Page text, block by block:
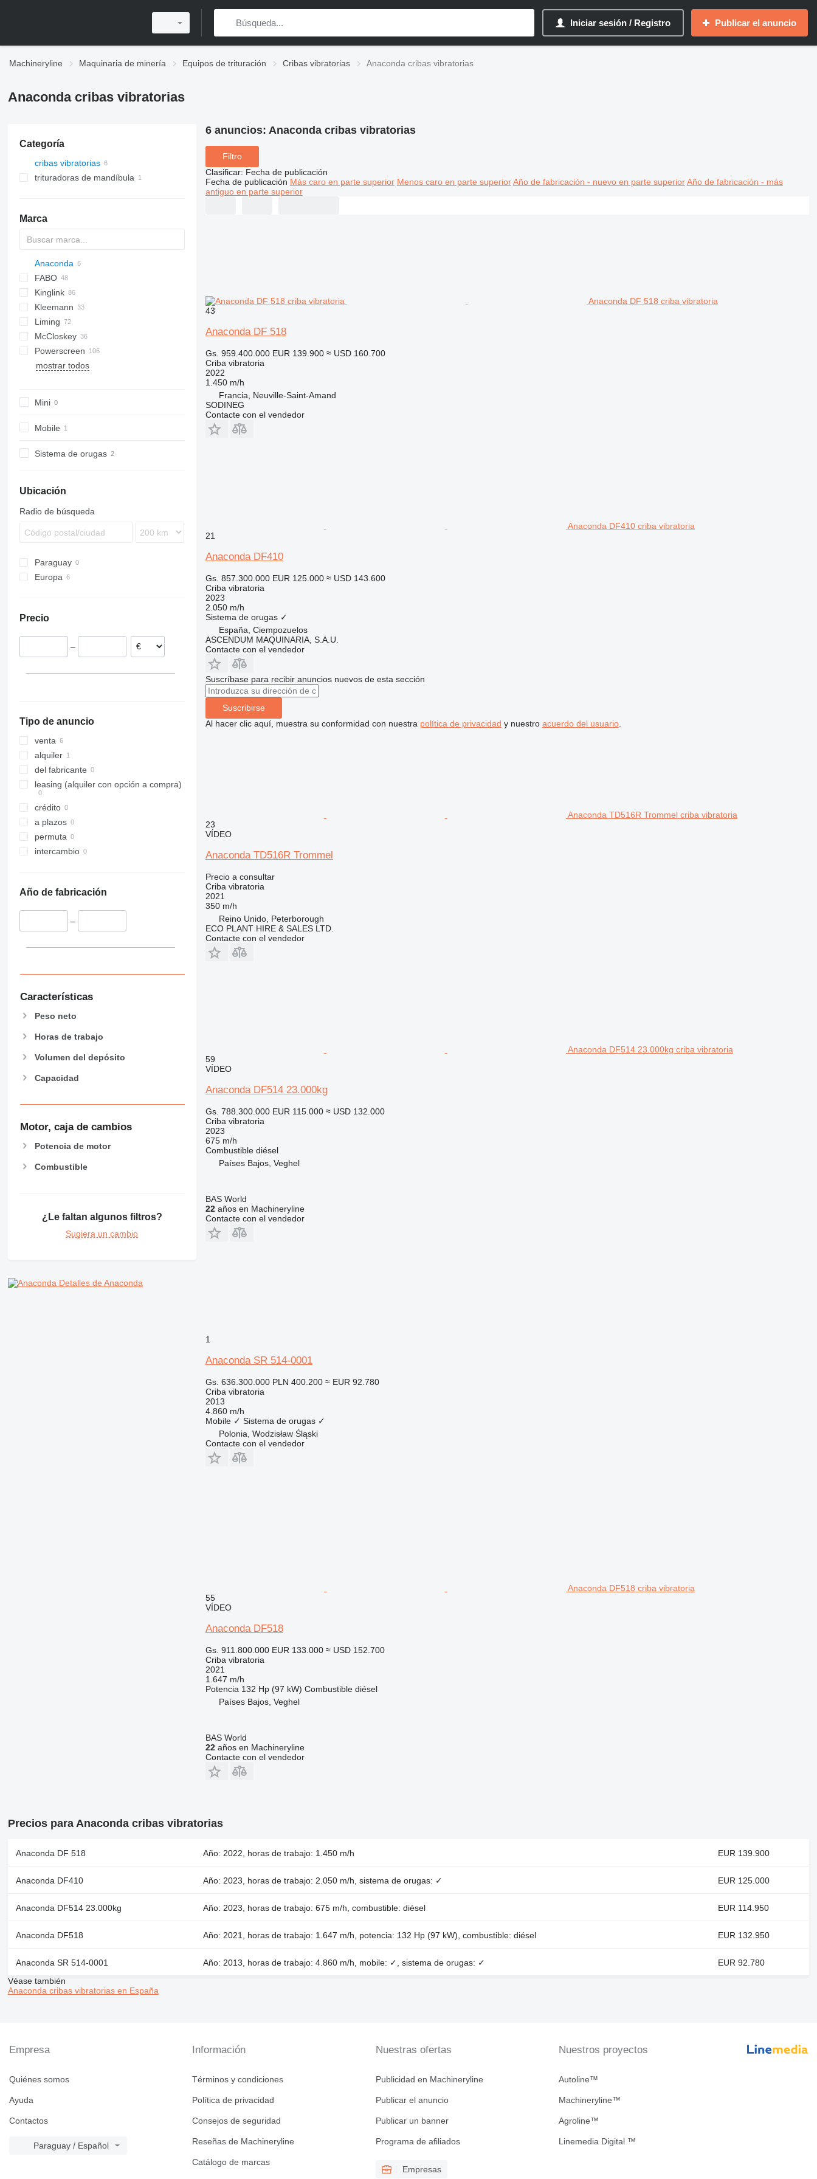
Iniciar sesión / Registro Publicar el anuncio
Machineryline Maquinaria de minería Equipos de trituración Cribas vibratorias Anaconda cribas vibratorias
Anaconda cribas vibratorias
Categoría
cribas vibratorias
trituradoras de mandíbula
Marca
Anaconda
DF
DF 410
60
SM
E-series
S-series
FABO
FTB
FTI
FTS
Fullstar
MCK
ME
542
640
PC
Combo
Explorer
Frontier
Novum
Kinglink
2LSX
KL
ZSW
Kleemann
Mobiscreen
Liming
516
McCloskey
R-series
S-series
Lokotrack
Nordberg
Powerscreen
Chieftain
MPB
CS
Remax
QA
820
683
T5
1412
Orbital 3000
mostrar todos
Mini
Mobile
Sistema de orugas
Ubicación
Radio de búsqueda
Paraguay
Europa
España
Reino Unido
Precio
–
Tipo de anuncio
venta
alquiler
del fabricante
leasing (alquiler con opción a compra)
crédito
a plazos
permuta
intercambio
Año de fabricación
–
Características
Peso neto
Horas de trabajo
Volumen del depósito
Capacidad
Motor, caja de cambios
Potencia de motor
Combustible
¿Le faltan algunos filtros?
Sugiera un cambio
Detalles de Anaconda
6 anuncios: Anaconda cribas vibratorias
Filtro
Clasificar: Fecha de publicación
Fecha de publicación Más caro en parte superior Menos caro en parte superior Año de fabricación - nuevo en parte superior Año de fabricación - más
antiguo en parte superior
Anaconda DF 518 criba vibratoria
43
Anaconda DF 518
Gs. 959.400.000 EUR 139.900 ≈ USD 160.700
Criba vibratoria
2022
1.450 m/h
Francia, Neuville-Saint-Amand
SODINEG
Contacte con el vendedor
Anaconda DF410 criba vibratoria
21
Anaconda DF410
Gs. 857.300.000 EUR 125.000 ≈ USD 143.600
Criba vibratoria
2023
2.050 m/h
Sistema de orugas ✓
España, Ciempozuelos
ASCENDUM MAQUINARIA, S.A.U.
Contacte con el vendedor
Suscríbase para recibir anuncios nuevos de esta sección
Suscribirse
Al hacer clic aquí, muestra su conformidad con nuestra política de privacidad y nuestro acuerdo del usuario.
Anaconda TD516R Trommel criba vibratoria
23
VÍDEO
Anaconda TD516R Trommel
Precio a consultar
Criba vibratoria
2021
350 m/h
Reino Unido, Peterborough
ECO PLANT HIRE & SALES LTD.
Contacte con el vendedor
Anaconda DF514 23.000kg criba vibratoria
59
VÍDEO
Anaconda DF514 23.000kg
Gs. 788.300.000 EUR 115.000 ≈ USD 132.000
Criba vibratoria
2023
675 m/h
Combustible diésel
Países Bajos, Veghel
BAS World
22años en Machineryline
Contacte con el vendedor
1
Anaconda SR 514-0001
Gs. 636.300.000 PLN 400.200 ≈ EUR 92.780
Criba vibratoria
2013
4.860 m/h
Mobile ✓ Sistema de orugas ✓
Polonia, Wodzisław Śląski
Contacte con el vendedor
Anaconda DF518 criba vibratoria
55
VÍDEO
Anaconda DF518
Gs. 911.800.000 EUR 133.000 ≈ USD 152.700
Criba vibratoria
2021
1.647 m/h
Potencia 132 Hp (97 kW) Combustible diésel
Países Bajos, Veghel
BAS World
22años en Machineryline
Contacte con el vendedor
Precios para Anaconda cribas vibratorias
Anaconda DF 518 Año: 2022, horas de trabajo: 1.450 m/h EUR 139.900
Anaconda DF410 Año: 2023, horas de trabajo: 2.050 m/h, sistema de orugas: ✓ EUR 125.000
Anaconda DF514 23.000kg Año: 2023, horas de trabajo: 675 m/h, combustible: diésel EUR 114.950
Anaconda DF518 Año: 2021, horas de trabajo: 1.647 m/h, potencia: 132 Hp (97 kW), combustible: diésel EUR 132.950
Anaconda SR 514-0001 Año: 2013, horas de trabajo: 4.860 m/h, mobile: ✓, sistema de orugas: ✓
EUR 92.780
Véase también
Anaconda cribas vibratorias en España
Empresa
Quiénes somos
Ayuda
Contactos
Paraguay / Español
Información
Términos y condiciones
Política de privacidad
Consejos de seguridad
Reseñas de Machineryline
Catálogo de marcas
Nuestras ofertas
Publicidad en Machineryline
Publicar el anuncio
Publicar un banner
Programa de afiliados
Empresas
Nuestros proyectos
Autoline™
Machineryline™
Agroline™
Linemedia Digital ™